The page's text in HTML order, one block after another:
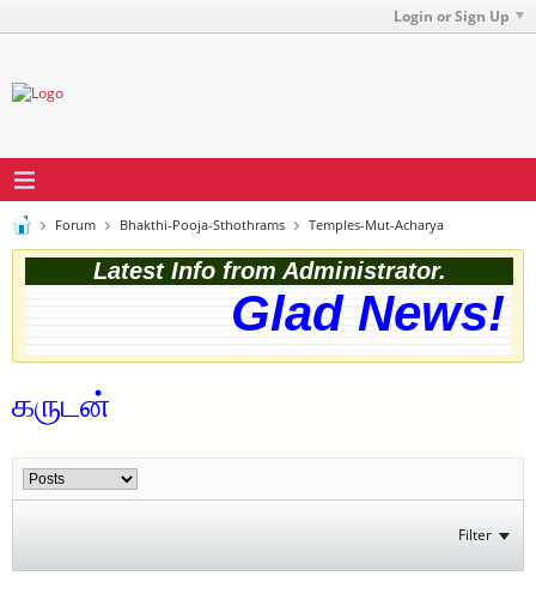
Login or Sign Up
Forum Bhakthi-Pooja-Sthothrams Temples-Mut-Acharya
Latest Info from Administrator.
Glad News!
கருடன்
Filter